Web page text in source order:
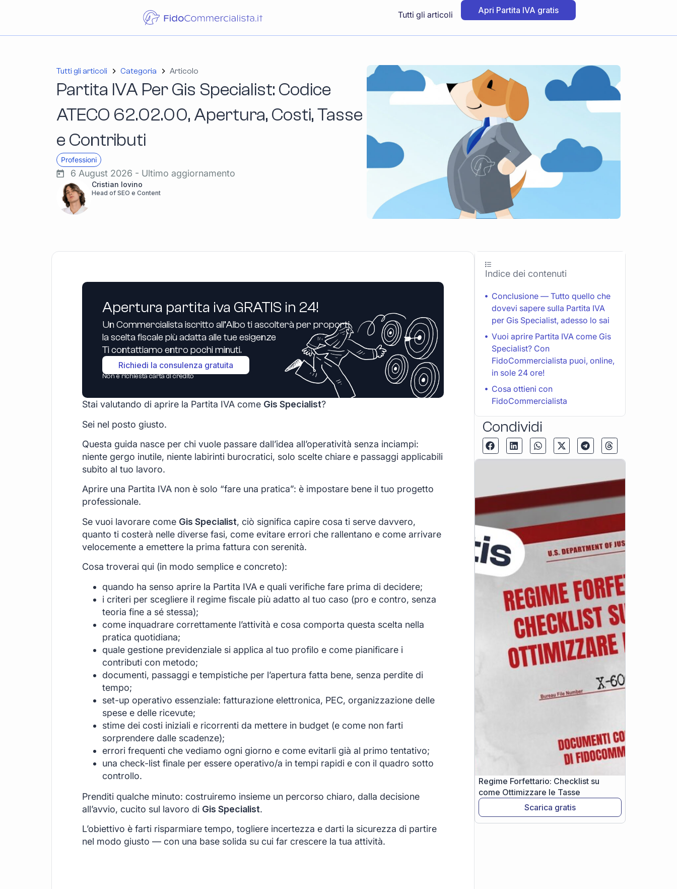
Tutti gli articoli Apri Partita IVA gratis
Tutti gli articoli Categoria Articolo
Partita IVA Per Gis Specialist: Codice
ATECO 62.02.00, Apertura, Costi, Tasse
e Contributi
Professioni
6 August 2026 - Ultimo aggiornamento
Cristian Iovino
Head of SEO e Content
Apertura partita iva GRATIS in 24!
Un Commercialista iscritto all’Albo ti ascolterà per proporti
la scelta fiscale più adatta alle tue esigenze
Ti contattiamo entro pochi minuti.
Richiedi la consulenza gratuita
Non è richiesta carta di credito
Stai valutando di aprire la Partita IVA come Gis Specialist?
Sei nel posto giusto.
Questa guida nasce per chi vuole passare dall’idea all’operatività senza inciampi:
niente gergo inutile, niente labirinti burocratici, solo scelte chiare e passaggi applicabili
subito al tuo lavoro.
Aprire una Partita IVA non è solo “fare una pratica”: è impostare bene il tuo progetto
professionale.
Se vuoi lavorare come Gis Specialist, ciò significa capire cosa ti serve davvero,
quanto ti costerà nelle diverse fasi, come evitare errori che rallentano e come arrivare
velocemente a emettere la prima fattura con serenità.
Cosa troverai qui (in modo semplice e concreto):
quando ha senso aprire la Partita IVA e quali verifiche fare prima di decidere;
i criteri per scegliere il regime fiscale più adatto al tuo caso (pro e contro, senza
teoria fine a sé stessa);
come inquadrare correttamente l’attività e cosa comporta questa scelta nella
pratica quotidiana;
quale gestione previdenziale si applica al tuo profilo e come pianificare i
contributi con metodo;
documenti, passaggi e tempistiche per l’apertura fatta bene, senza perdite di
tempo;
set-up operativo essenziale: fatturazione elettronica, PEC, organizzazione delle
spese e delle ricevute;
stime dei costi iniziali e ricorrenti da mettere in budget (e come non farti
sorprendere dalle scadenze);
errori frequenti che vediamo ogni giorno e come evitarli già al primo tentativo;
una check-list finale per essere operativo/a in tempi rapidi e con il quadro sotto
controllo.
Prenditi qualche minuto: costruiremo insieme un percorso chiaro, dalla decisione
all’avvio, cucito sul lavoro di Gis Specialist.
L’obiettivo è farti risparmiare tempo, togliere incertezza e darti la sicurezza di partire
nel modo giusto — con una base solida su cui far crescere la tua attività.
Indice dei contenuti
Conclusione — Tutto quello che
dovevi sapere sulla Partita IVA
per Gis Specialist, adesso lo sai
Vuoi aprire Partita IVA come Gis
Specialist? Con
FidoCommercialista puoi, online,
in sole 24 ore!
Cosa ottieni con
FidoCommercialista
Condividi
Regime Forfettario: Checklist su
come Ottimizzare le Tasse
Scarica gratis